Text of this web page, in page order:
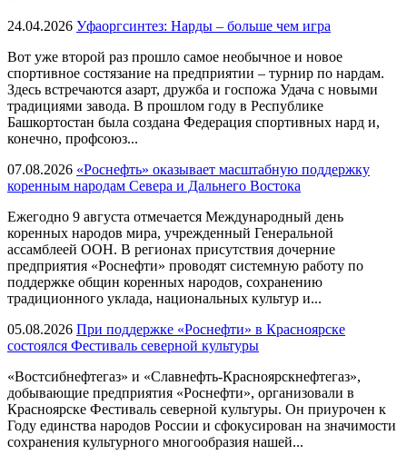
24.04.2026 Уфаоргсинтез: Нарды – больше чем игра
Вот уже второй раз прошло самое необычное и новое
спортивное состязание на предприятии – турнир по нардам.
Здесь встречаются азарт, дружба и госпожа Удача с новыми
традициями завода. В прошлом году в Республике
Башкортостан была создана Федерация спортивных нард и,
конечно, профсоюз...
07.08.2026 «Роснефть» оказывает масштабную поддержку
коренным народам Севера и Дальнего Востока
Ежегодно 9 августа отмечается Международный день
коренных народов мира, учрежденный Генеральной
ассамблеей ООН. В регионах присутствия дочерние
предприятия «Роснефти» проводят системную работу по
поддержке общин коренных народов, сохранению
традиционного уклада, национальных культур и...
05.08.2026 При поддержке «Роснефти» в Красноярске
состоялся Фестиваль северной культуры
«Востсибнефтегаз» и «Славнефть-Красноярскнефтегаз»,
добывающие предприятия «Роснефти», организовали в
Красноярске Фестиваль северной культуры. Он приурочен к
Году единства народов России и сфокусирован на значимости
сохранения культурного многообразия нашей...